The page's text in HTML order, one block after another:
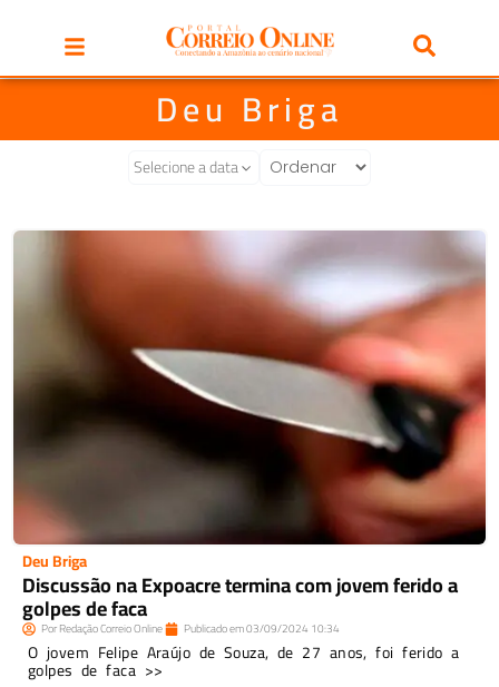
Deu Briga
Selecione a data
Deu Briga
Discussão na Expoacre termina com jovem ferido a
golpes de faca
PorRedação Correio Online Publicado em03/09/2024 10:34
O jovem Felipe Araújo de Souza, de 27 anos, foi ferido a
golpes de faca >>